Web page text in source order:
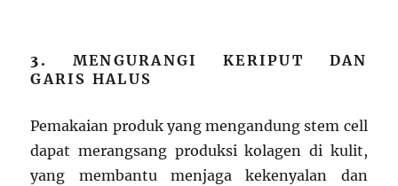
3. MENGURANGI KERIPUT DAN
GARIS HALUS
Pemakaian produk yang mengandung stem cell
dapat merangsang produksi kolagen di kulit,
yang membantu menjaga kekenyalan dan